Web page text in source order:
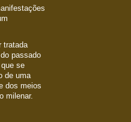
tratada
passado
se
de uma
dos meios
milenar.